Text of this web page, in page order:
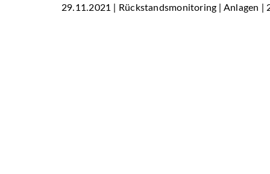
29.11.2021 | Rückstandsmonitoring | Anlagen |